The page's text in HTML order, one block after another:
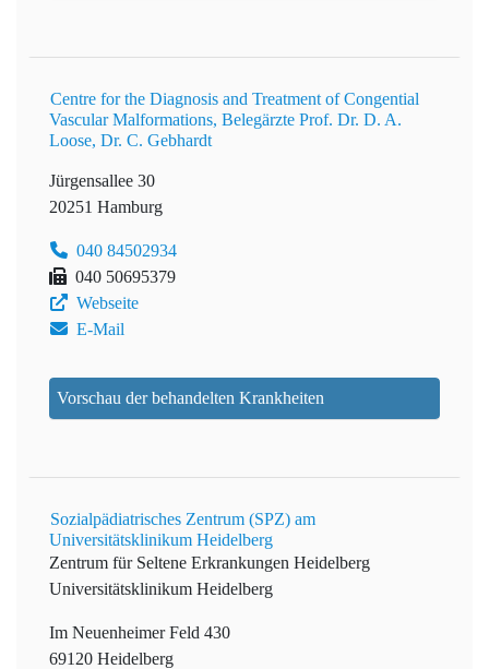
Centre for the Diagnosis and Treatment of Congential
Vascular Malformations, Belegärzte Prof. Dr. D. A.
Loose, Dr. C. Gebhardt
Jürgensallee 30
20251 Hamburg
040 84502934
040 50695379
Webseite
E-Mail
Vorschau der behandelten Krankheiten
Sozialpädiatrisches Zentrum (SPZ) am
Universitätsklinikum Heidelberg
Zentrum für Seltene Erkrankungen Heidelberg
Universitätsklinikum Heidelberg
Im Neuenheimer Feld 430
69120 Heidelberg